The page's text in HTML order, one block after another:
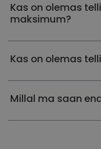
Kas on olemas
maksimum?
Kas on olemas
Millal ma saan